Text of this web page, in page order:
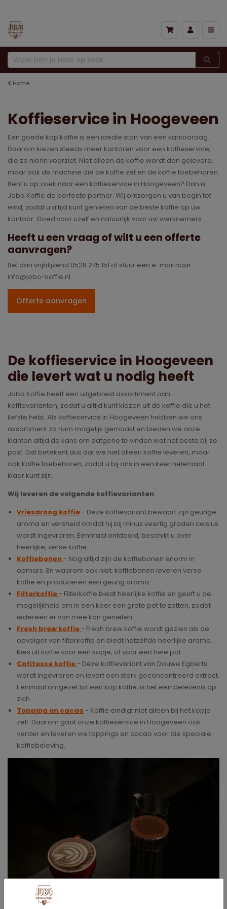
Home
Koffieservice in Hoogeveen
Een goede kop koffie is een ideale start van een kantoordag.
Daarom kiezen steeds meer kantoren voor een koffieservice,
die ze hierin voorziet. Niet alleen de koffie wordt dan geleverd,
maar ook de machine die de koffie zet en de koffie toebehoren.
Bent u op zoek naar een koffieservice in Hoogeveen? Dan is
Jobo Koffie de perfecte partner. Wij ontzorgen u van begin tot
eind, zodat u altijd kunt genieten van de beste koffie op uw
kantoor. Goed voor uzelf en natuurlijk voor uw werknemers.
Heeft u een vraag of wilt u een offerte
aanvragen?
Bel dan vrijblijvend 0528 275 151 of stuur een e-mail naar
info@jobo-koffie.nl
Offerte aanvragen
De koffieservice in Hoogeveen
die levert wat u nodig heeft
Jobo Koffie heeft een uitgebreid assortiment aan
koffievarianten, zodat u altijd kunt kiezen uit de koffie die u het
liefste hebt. Als koffieservice in Hoogeveen hebben we ons
assortiment zo ruim mogelijk gemaakt en bieden we onze
klanten altijd de kans om datgene te vinden wat het beste bij ze
past. Dat betekent dus dat we niet alleen koffie leveren, maar
ook koffie toebehoren, zodat u bij ons in een keer helemaal
klaar kunt zijn.
Wij leveren de volgende koffievarianten:
Vriesdroog koffie - Deze koffievariant bewaart zijn geurige
aroma en versheid omdat hij bij minus veertig graden celsius
wordt ingevroren. Eenmaal ontdooid, beschikt u over
heerlijke, verse koffie.
Koffiebonen - Nog altijd zijn de koffiebonen enorm in
opmars. En waarom ook niet; koffiebonen leveren verse
koffie en produceren een geurig aroma.
Filterkoffie - Filterkoffie biedt heerlijke koffie en geeft u de
mogelijkheid om in een keer een grote pot te zetten, zodat
iedereen er van mee kan genieten.
Fresh brew koffie - Fresh brew koffie wordt gezien als de
opvolger van filterkoffie en biedt hetzelfde heerlijke aroma.
Kies uit koffie voor een kopje, of voor een hele pot.
Cafitesse koffie - Deze koffievariant van Douwe Egberts
wordt ingevroren en levert een sterk geconcentreerd extract.
Eenmaal omgezet tot een kop koffie, is het een belevenis op
zich.
Topping en cacao - Koffie eindigt niet alleen bij het kopje
zelf. Daarom gaat onze koffieservice in Hoogeveen ook
verder en leveren we toppings en cacao voor die speciale
koffiebeleving.